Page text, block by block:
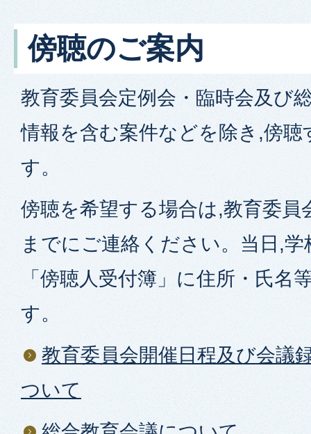
傍聴のご案内
教育委員会定例会・臨時会及び
情報を含む案件などを除き,傍
す。
傍聴を希望する場合は,教育委員
までにご連絡ください。当日,学
「傍聴人受付簿」に住所・氏名
す。
教育委員会開催日程及び会議
ついて